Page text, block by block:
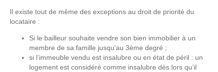
Il existe tout de même des exceptions au droit de priorité du
locataire :
Si le bailleur souhaite vendre son bien immobilier à un
membre de sa famille jusqu’au 3ème degré ;
si l’immeuble vendu est insalubre ou en état de péril : un
logement est considéré comme insalubre dès lors qu’il